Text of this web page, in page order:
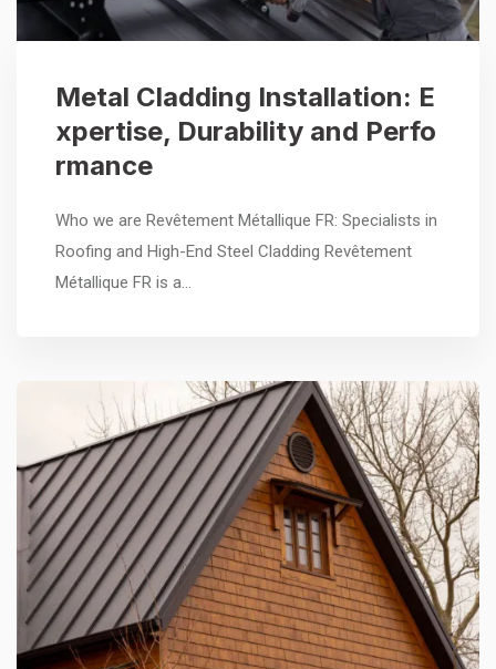
Metal Cladding Installation: E
xpertise, Durability and Perfo
rmance
Who we are Revêtement Métallique FR: Specialists in
Roofing and High-End Steel Cladding Revêtement
Métallique FR is a…